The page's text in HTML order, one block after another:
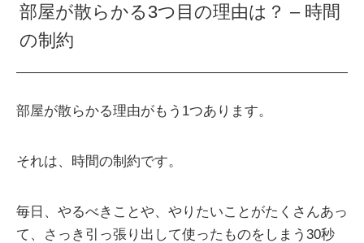
部屋が散らかる3つ目の理由は？ – 時間
の制約
部屋が散らかる理由がもう1つあります。
それは、時間の制約です。
毎日、やるべきことや、やりたいことがたくさんあっ
て、さっき引っ張り出して使ったものをしまう30秒